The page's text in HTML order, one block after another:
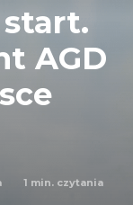
start.
AGD
1 min. czytania